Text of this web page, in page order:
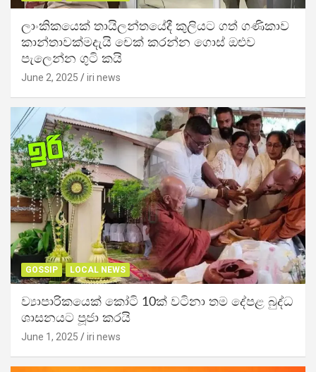
ලාංකිකයෙක් තායිලන්තයේදී කුලියට ගත් ගණිකාව
කාන්තාවක්මදැයි චෙක් කරන්න ගොස් ඔළුව
පැලෙන්න ගුටි කයි
June 2, 2025 iri news
GOSSIP LOCAL NEWS
ව්‍යාපාරිකයෙක් කෝටි 10ක් වටිනා තම දේපළ බුද්ධ
ශාසනයට පූජා කරයි
June 1, 2025 iri news